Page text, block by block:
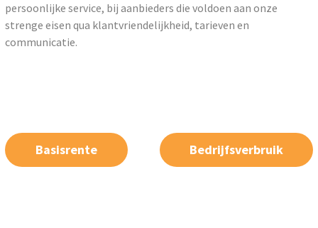
persoonlijke service, bij aanbieders die voldoen aan onze
strenge eisen qua klantvriendelijkheid, tarieven en
communicatie.
Basisrente Bedrijfsverbruik